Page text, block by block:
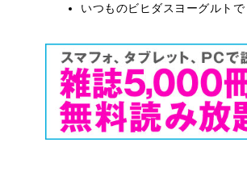
いつものビヒダスヨーグルト